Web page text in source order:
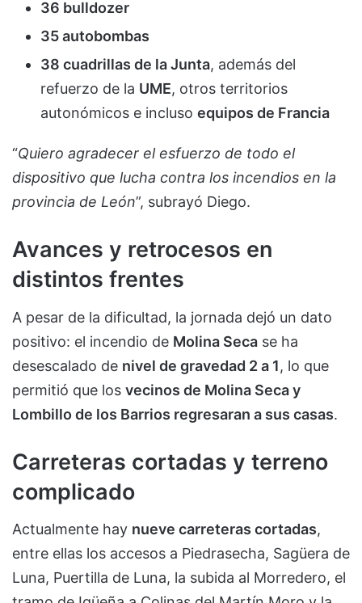
36 bulldozer
35 autobombas
38 cuadrillas de la Junta, además del
refuerzo de la UME, otros territorios
autonómicos e incluso equipos de Francia
“Quiero agradecer el esfuerzo de todo el
dispositivo que lucha contra los incendios en la
provincia de León”, subrayó Diego.
Avances y retrocesos en
distintos frentes
A pesar de la dificultad, la jornada dejó un dato
positivo: el incendio de Molina Seca se ha
desescalado de nivel de gravedad 2 a 1, lo que
permitió que los vecinos de Molina Seca y
Lombillo de los Barrios regresaran a sus casas.
Carreteras cortadas y terreno
complicado
Actualmente hay nueve carreteras cortadas,
entre ellas los accesos a Piedrasecha, Sagüera de
Luna, Puertilla de Luna, la subida al Morredero, el